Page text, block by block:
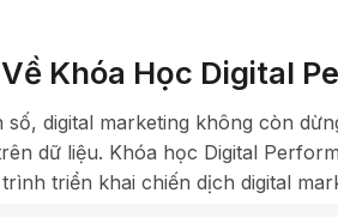
Khóa Học Digital
digital marketing không còn
dữ liệu. Khóa học Digital
triển khai chiến dịch digital